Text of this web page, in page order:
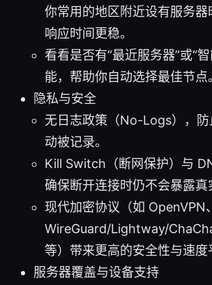
你常用的地区附近设有服务器
响应时间更稳。
看看是否有“最近服务器”或“
能，帮助你自动选择最佳节点
隐私与安全
无日志政策（No-Logs），
动被记录。
Kill Switch（断网保护）与
确保断开连接时仍不会暴露真
现代加密协议（如 OpenVPN、
WireGuard/Lightway/
等）带来更高的安全性与速度
服务器覆盖与设备支持